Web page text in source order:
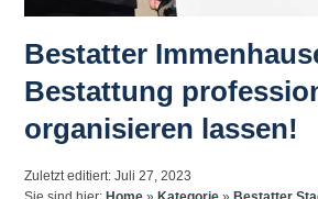
Bestatter
Bestattung
organisieren lassen!
Zuletzt editiert: Juli 27, 2023